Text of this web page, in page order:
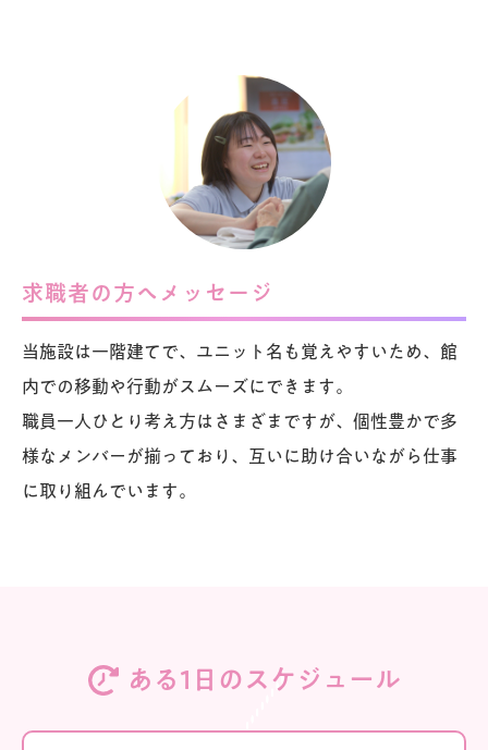
求職者の方へメッセージ
当施設は一階建てで、ユニット名も覚えやすいため、館
内での移動や行動がスムーズにできます。
職員一人ひとり考え方はさまざまですが、個性豊かで多
様なメンバーが揃っており、互いに助け合いながら仕事
に取り組んでいます。
ある1日のスケジュール